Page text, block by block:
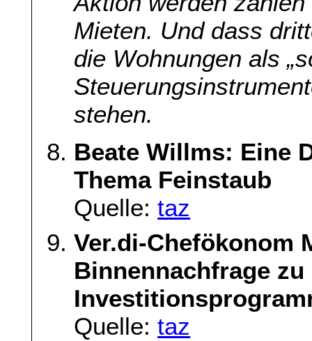
Mieten. Und dass
die Wohnungen als
stehen.
Beate Willms: Eine
Thema Feinstaub
Quelle:taz
Ver.di-Chefökonom
Binnennachfrage
Quelle:taz